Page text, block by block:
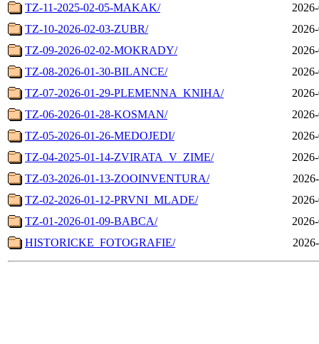
TZ-11-2025-02-05-MAKAK/
TZ-10-2026-02-03-ZUBR/
TZ-09-2026-02-02-MOKRADY/
TZ-08-2026-01-30-BILANCE/
TZ-07-2026-01-29-PLEMENNA_KNIHA/
TZ-06-2026-01-28-KOSMAN/
TZ-05-2026-01-26-MEDOJEDI/
TZ-04-2025-01-14-ZVIRATA_V_ZIME/
TZ-03-2026-01-13-ZOOINVENTURA/
TZ-02-2026-01-12-PRVNI_MLADE/
TZ-01-2026-01-09-BABCA/
HISTORICKE_FOTOGRAFIE/